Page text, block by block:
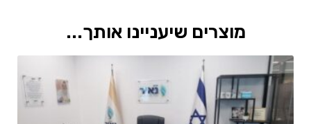
מוצרים שיעניינו אותך...